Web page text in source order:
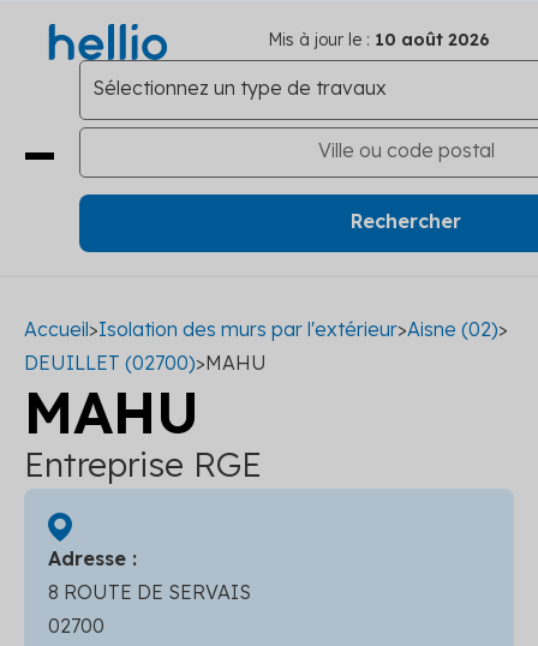
Mis à jour le : 10 août 2026
Accueil>Isolation des murs par l'extérieur>Aisne (02)>
DEUILLET (02700)>MAHU
MAHU
Entreprise RGE
Adresse :
8 ROUTE DE SERVAIS
02700